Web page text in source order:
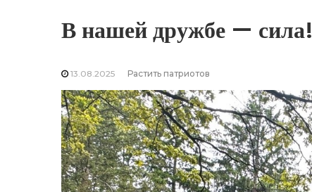
В нашей дружбе — сила!
13.08.2025 Растить патриотов